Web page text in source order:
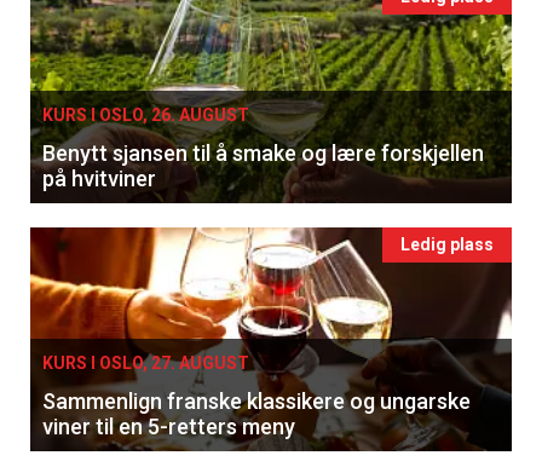
KURS I OSLO, 26. AUGUST
Benytt sjansen til å smake og lære forskjellen
på hvitviner
Ledig plass
KURS I OSLO, 27. AUGUST
Sammenlign franske klassikere og ungarske
viner til en 5-retters meny